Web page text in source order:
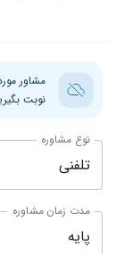
مشاور
نوبت
نوع مشاوره
تلفنی
مدت زمان مشاوره
پایه